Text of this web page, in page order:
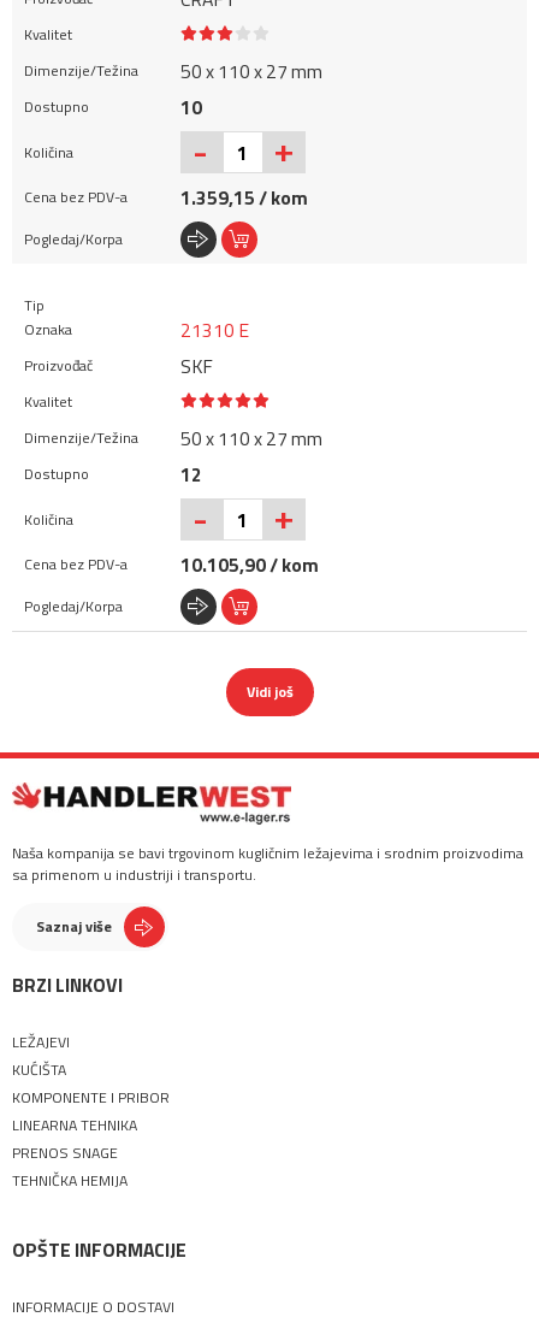
50 x 110 x 27 mm
10
- +
1.359,15 / kom
21310 E
SKF
50 x 110 x 27 mm
12
- +
10.105,90 / kom
Vidi još
Naša kompanija se bavi trgovinom kugličnim ležajevima i srodnim proizvodima
sa primenom u industriji i transportu.
Saznaj više
BRZI LINKOVI
LEŽAJEVI
KUĆIŠTA
KOMPONENTE I PRIBOR
LINEARNA TEHNIKA
PRENOS SNAGE
TEHNIČKA HEMIJA
OPŠTE INFORMACIJE
INFORMACIJE O DOSTAVI